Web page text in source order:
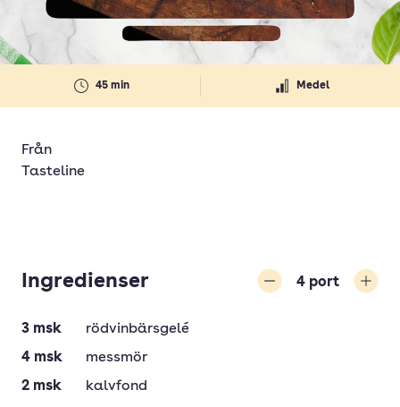
45 min Medel
Från
Tasteline
Ingredienser 4 port
3 msk
rödvinbärsgelé
4 msk
messmör
2 msk
kalvfond